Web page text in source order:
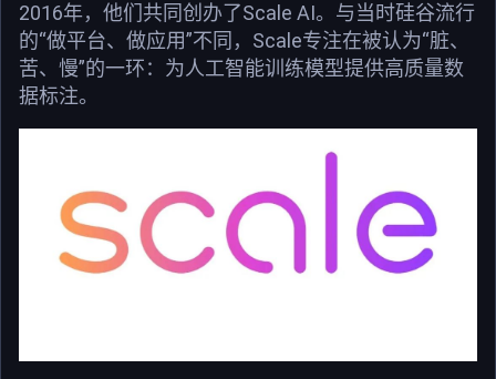
2016年，他们共同创办了Scale AI。与当时硅谷流行
的“做平台、做应用”不同，Scale专注在被认为“脏、
苦、慢”的一环：为人工智能训练模型提供高质量数
据标注。